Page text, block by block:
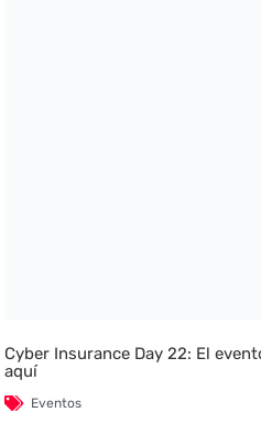
Cyber Insurance Day 22: El
aquí
Eventos